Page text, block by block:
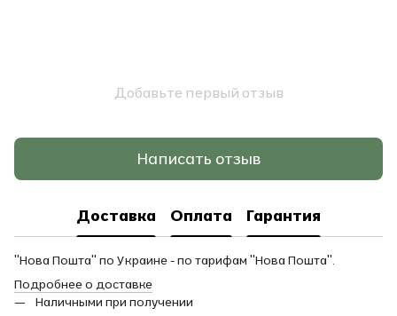
Добавьте первый отзыв
Написать отзыв
Доставка Оплата Гарантия
"Нова Пошта" по Украине - по тарифам "Нова Пошта".
Подробнее о доставке
Наличными при получении